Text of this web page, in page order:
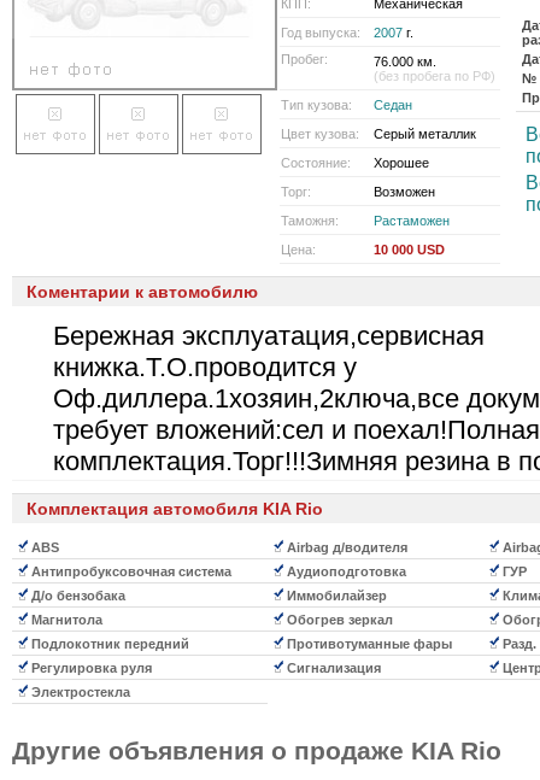
КПП:
Механическая
Год выпуска:
2007 г.
Пробег:
76.000 км.
(без пробега по РФ)
Тип кузова:
Седан
Цвет кузова:
Серый металлик
Состояние:
Хорошее
Торг:
Возможен
Таможня:
Растаможен
Цена:
10 000 USD
№
Коментарии к автомобилю
Бережная эксплуатация,сервисная
книжка.Т.О.проводится у
Оф.диллера.1хозяин,2ключа,все
требует вложений:сел и поехал!Полная
комплектация.Торг!!!Зимняя резина в
Комплектация автомобиля KIA Rio
ABS Airbag д/водителя
Антипробуксовочная система
Аудиоподготовка
ГУР
Д/о бензобака
Иммобилайзер
Магнитола
Обогрев зеркал
Подлокотник передний
Противотуманные фары
Регулировка руля
Сигнализация
Электростекла
Другие объявления о продаже KIA Rio